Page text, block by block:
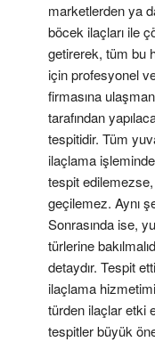
marketlerden ya
böcek ilaçları ile
getirerek, tüm bu
için profesyonel
firmasına
tarafından
tespitidir. Tüm
ilaçlama
tespit
geçilemez. Aynı
Sonrasında ise,
türlerine
detaydır. Tespit
ilaçlama
türden ilaçlar etki
tespitler büyük